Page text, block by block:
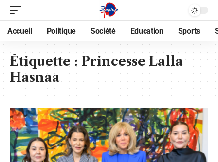
Accueil Politique Société Education Sports
Étiquette : Princesse Lalla
Hasnaa